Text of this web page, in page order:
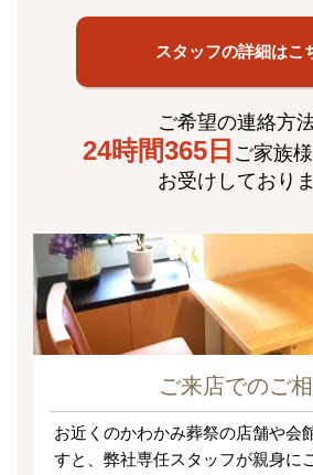
スタッフの詳細はこ
ご希望の連絡方
24時間365日 ご家族
お受けしており
ご来店でのご
お近くのかわかみ葬祭の店舗や会
すと、弊社専任スタッフが親身に